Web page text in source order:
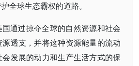
全球生态霸权的道路。
通过掠夺全球的自然资源和社会
透支，并将这种资源能量的流动
发展的动力和生产生活方式的保